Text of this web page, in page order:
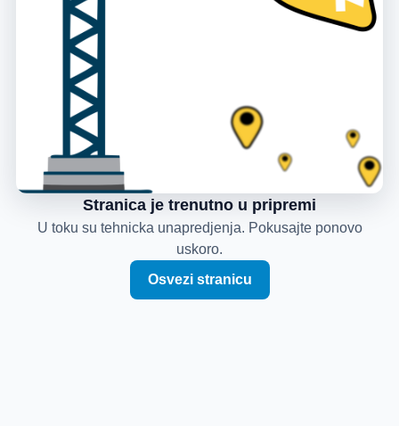
Stranica je trenutno u pripremi
U toku su tehnicka unapredjenja. Pokusajte ponovo
uskoro.
Osvezi stranicu